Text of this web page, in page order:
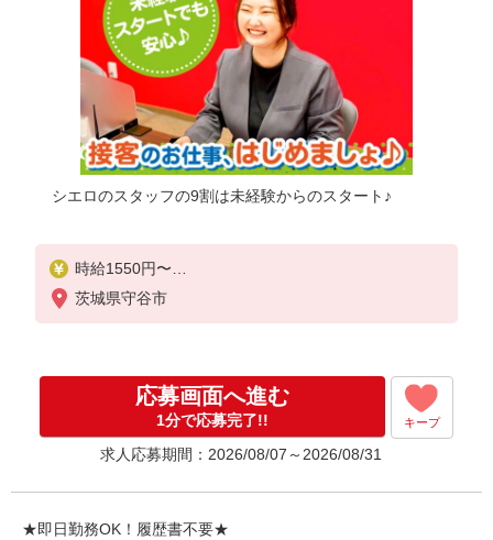
シエロのスタッフの9割は未経験からのスタート♪
時給1550円〜
※残業代支給
★交通費別途支給（規定あり）
入社祝い金10万円支給(規定有)
お友達を紹介頂くと,
インセンティブ支給(規定有)
゜・。○。・゜+゜・。○。・゜+゜
茨城県守谷市
応募画面へ進む
1分で応募完了!! キープ
求人応募期間：2026/08/07～2026/08/31
★即日勤務OK！履歴書不要★